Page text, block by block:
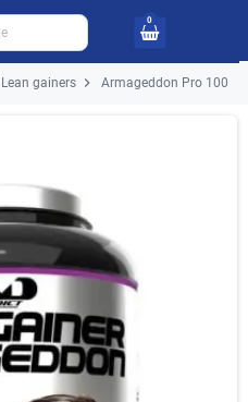
0
Lean gainers chevron_right Armageddon Pro 100